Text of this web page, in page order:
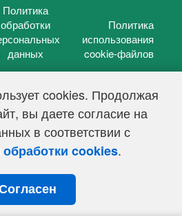
cookies. Продолжая
вы даете согласие на
в соответствии с
cookies.
Политика
обработки
данных
Политика
использования
cookie-файлов
— 2026 г.
СМИ Эл № ФС 77-39848, выдано
в сфере связи,
и массовых коммуникаций